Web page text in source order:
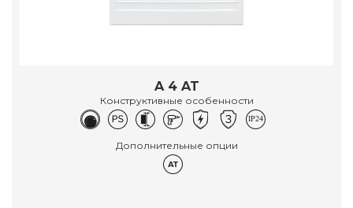
A 4 AT
Конструктивные особенности
Дополнительные опции